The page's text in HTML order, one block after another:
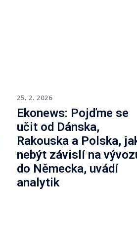
25. 2. 2026
Ekonews: Pojďme se
učit od Dánska,
Rakouska a Polska,
nebýt závislí na
do Německa, uvádí
analytik